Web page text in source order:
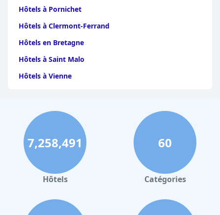
Hôtels à Pornichet
Hôtels à Clermont-Ferrand
Hôtels en Bretagne
Hôtels à Saint Malo
Hôtels à Vienne
Hôtels à Perpignan
Hôtels au Grand-Bornand
Hôtels à Strasbourg
Hôtels à Valence
Hôtels à Gerardmer
Hôtels à La Bresse
7,258,491
Hôtels
60
Catégories